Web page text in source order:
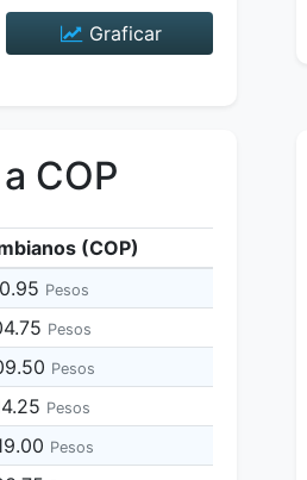
Graficar
COP
(COP)
Pesos
Pesos
Pesos
Pesos
Pesos